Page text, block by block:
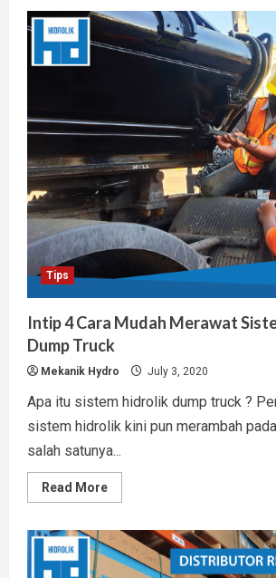
Service
Hidrolik
System
Lengkap
Tips
Intip 4 Cara Mudah Merawat
Dump Truck
Mekanik Hydro July 3, 2020
Apa itu sistem hidrolik dump truck ?
sistem hidrolik kini pun merambah
salah satunya...
Read MoreRead
more
4
Cara
Mudah